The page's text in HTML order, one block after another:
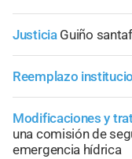
Justicia Guiño
Reemplazo
Modificaciones y
una comisión de
emergencia hídrica